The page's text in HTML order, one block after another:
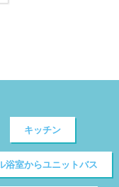
キッチン
浴室からユニットバス